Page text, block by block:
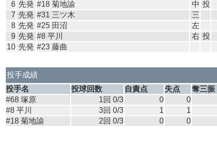
6 先発 #18 菊地諭 中 投
7 先発 #31 三ツ木
三
8 先発 #25 田沼
左
9 先発 #8 平川 右 投
10 先発 #23 藤曲
投手成績
投手名
投球回数 自責点 失点
奪三振
#68 塚原
1回 0/3 0
0
#8 平川
3回 0/3 1
1
#18 菊地諭
2回 0/3 0 0